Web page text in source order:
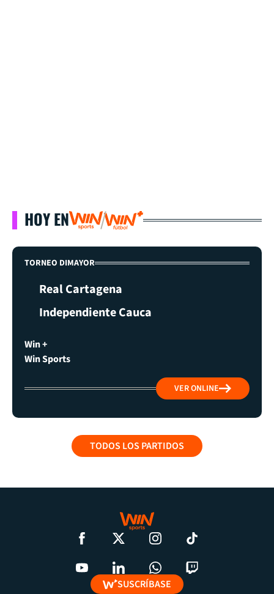
HOY EN
TORNEO DIMAYOR
Real Cartagena
Independiente Cauca
Win +
Win Sports
VER ONLINE
TODOS LOS PARTIDOS
SUSCRÍBASE